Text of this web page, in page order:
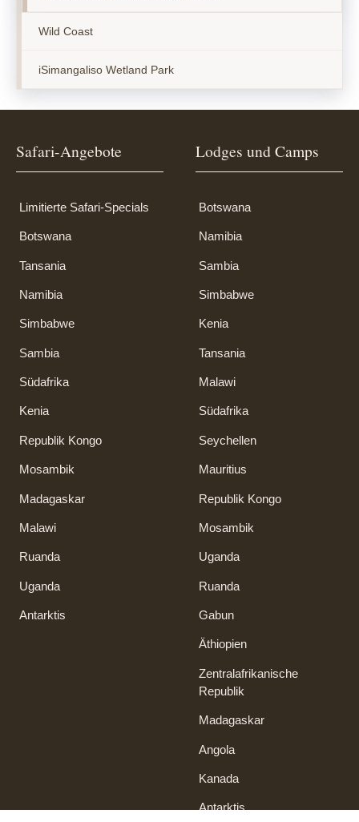
Wild Coast
iSimangaliso Wetland Park
Safari-Angebote
Limitierte Safari-Specials
Botswana
Tansania
Namibia
Simbabwe
Sambia
Südafrika
Kenia
Republik Kongo
Mosambik
Madagaskar
Malawi
Ruanda
Uganda
Antarktis
Lodges und Camps
Botswana
Namibia
Sambia
Simbabwe
Kenia
Tansania
Malawi
Südafrika
Seychellen
Mauritius
Republik Kongo
Mosambik
Uganda
Ruanda
Gabun
Äthiopien
Zentralafrikanische
Republik
Madagaskar
Angola
Kanada
Antarktis